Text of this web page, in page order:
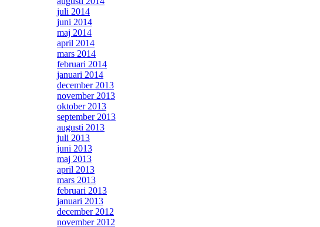
juli 2014
juni 2014
maj 2014
april 2014
mars 2014
februari 2014
januari 2014
december 2013
november 2013
oktober 2013
september 2013
augusti 2013
juli 2013
juni 2013
maj 2013
april 2013
mars 2013
februari 2013
januari 2013
december 2012
november 2012